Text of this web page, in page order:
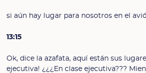
si aún hay lugar para nosotros en el
13:15
Ok, dice la azafata, aquí están sus
ejecutiva! ¿¿¿En clase ejecutiva???